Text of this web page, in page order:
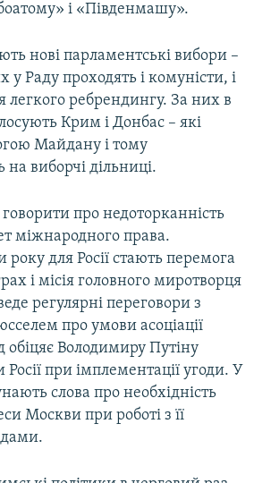
і «Південмашу».
нові парламентські вибори –
у Раду проходять і комуністи, і
легкого ребрендингу. За них в
Крим і Донбас – які
Майдану і тому
на виборчі дільниці.
про недоторканність
міжнародного права.
для Росії стають перемога
і місія головного миротворця
регулярні переговори з
про умови асоціації
обіцяє Володимиру Путіну
Росії при імплементації угоди. У
слова про необхідність
Москви при роботі з її